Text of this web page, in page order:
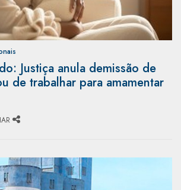
Justiça anula demissão de
de trabalhar para amamentar